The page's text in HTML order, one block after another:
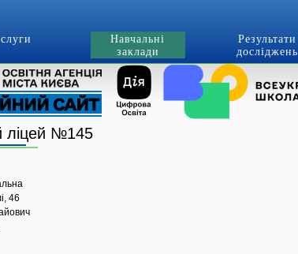
Навчальні
заклади
Результати
досліджень
ліцей №145
46